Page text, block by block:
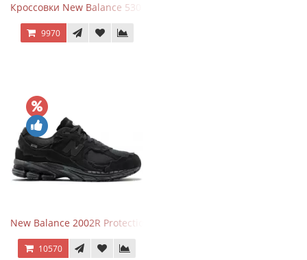
Кроссовки New Balance 530 Grey Matter Harbor Grey
9970
New Balance 2002R Protection Phantom Black
10570